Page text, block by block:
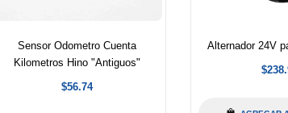
Sensor Odometro Cuenta
Kilometros Hino "Antiguos"
Precio
$56.74
Alternador 24V